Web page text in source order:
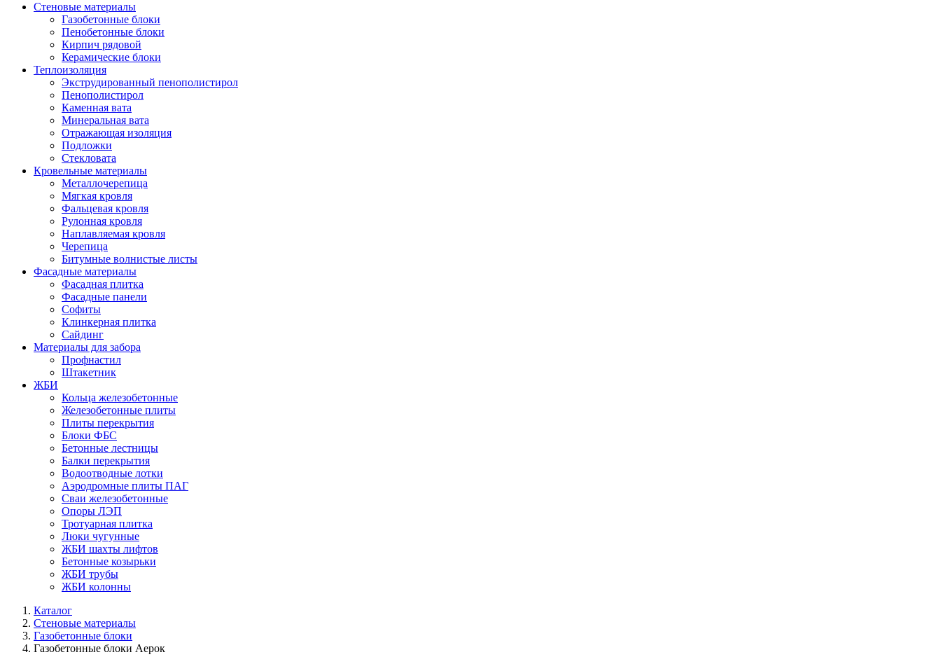
Стеновые материалы
Газобетонные блоки
Пенобетонные блоки
Кирпич рядовой
Керамические блоки
Теплоизоляция
Экструдированный пенополистирол
Пенополистирол
Каменная вата
Минеральная вата
Отражающая изоляция
Подложки
Стекловата
Кровельные материалы
Металлочерепица
Мягкая кровля
Фальцевая кровля
Рулонная кровля
Наплавляемая кровля
Черепица
Битумные волнистые листы
Фасадные материалы
Фасадная плитка
Фасадные панели
Софиты
Клинкерная плитка
Сайдинг
Материалы для забора
Профнастил
Штакетник
ЖБИ
Кольца железобетонные
Железобетонные плиты
Плиты перекрытия
Блоки ФБС
Бетонные лестницы
Балки перекрытия
Водоотводные лотки
Аэродромные плиты ПАГ
Сваи железобетонные
Опоры ЛЭП
Тротуарная плитка
Люки чугунные
ЖБИ шахты лифтов
Бетонные козырьки
ЖБИ трубы
ЖБИ колонны
Каталог
Стеновые материалы
Газобетонные блоки
Газобетонные блоки Аерок